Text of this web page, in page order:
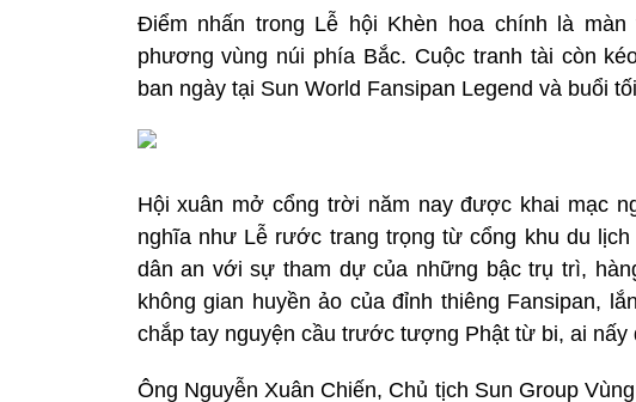
Điểm nhấn trong Lễ hội Khèn hoa chính là
phương vùng núi phía Bắc. Cuộc tranh tài còn
ban ngày tại Sun World Fansipan Legend và buổi
Hội xuân mở cổng trời năm nay được khai mạc
nghĩa như Lễ rước trang trọng từ cổng khu du
dân an với sự tham dự của những bậc trụ trì,
không gian huyền ảo của đỉnh thiêng Fansipan,
chắp tay nguyện cầu trước tượng Phật từ bi, ai
Ông Nguyễn Xuân Chiến, Chủ tịch Sun Group